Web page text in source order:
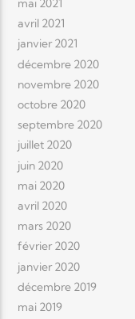
mai 2021
avril 2021
janvier 2021
décembre 2020
novembre 2020
octobre 2020
septembre 2020
juillet 2020
juin 2020
mai 2020
avril 2020
mars 2020
février 2020
janvier 2020
décembre 2019
mai 2019